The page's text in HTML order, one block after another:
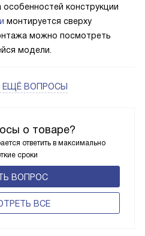
о товаре?
ответить в максимально
сроки
ВОПРОС
ВСЕ
особенностей конструкции
монтируется сверху
можно посмотреть
модели.
ЕЩЁ ВОПРОСЫ